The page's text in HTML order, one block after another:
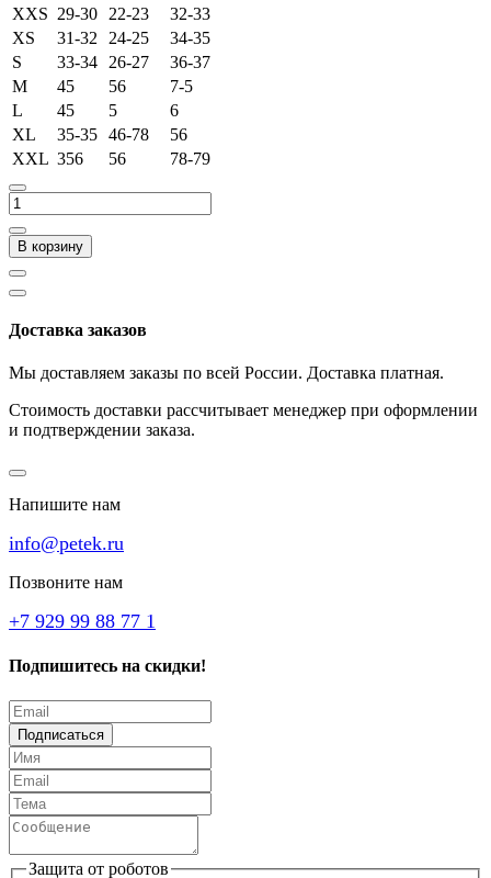
XXS 29-30 22-23
32-33
XS
31-32 24-25
34-35
S
33-34 26-27
36-37
M
45 56
7-5
L
45 5
6
XL
35-35 46-78
56
XXL 356 56 78-79
В корзину
Доставка заказов
Мы доставляем заказы по всей России. Доставка платная.
Стоимость доставки рассчитывает менеджер при оформлении
и подтверждении заказа.
Напишите нам
info@petek.ru
Позвоните нам
+7 929 99 88 77 1
Подпишитесь на скидки!
Подписаться
Защита от роботов